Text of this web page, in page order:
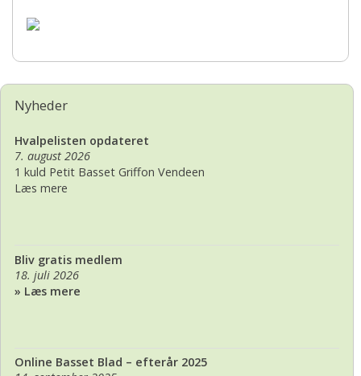
Nyheder
Hvalpelisten opdateret
7. august 2026
1 kuld Petit Basset Griffon Vendeen
Læs mere
Bliv gratis medlem
18. juli 2026
» Læs mere
Online Basset Blad – efterår 2025